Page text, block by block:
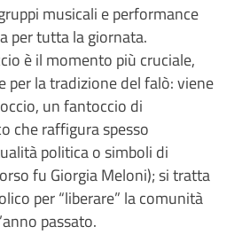
musicali e performance
per tutta la giornata.
è il momento più cruciale,
per la tradizione del falò: viene
un fantoccio di
che raffigura spesso
politica o simboli di
fu Giorgia Meloni); si tratta
per “liberare” la comunità
passato.